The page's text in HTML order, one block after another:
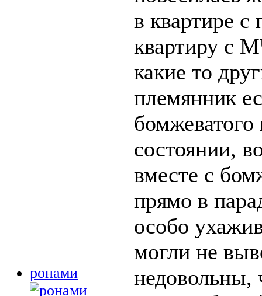
ронами
в квартире
квартиру с
какие то
племянник
состоянии,
вместе с
прямо в
особо
могли не
недовольны,